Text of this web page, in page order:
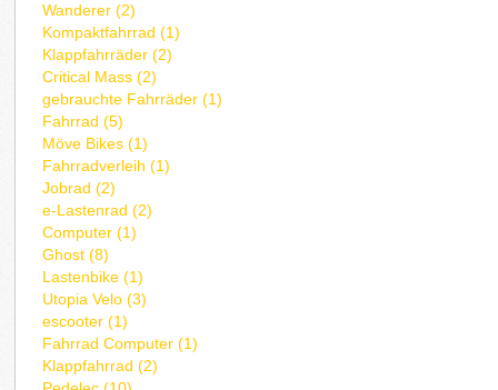
Wanderer (2)
Kompaktfahrrad (1)
Klappfahrräder (2)
Critical Mass (2)
gebrauchte Fahrräder (1)
Fahrrad (5)
Möve Bikes (1)
Fahrradverleih (1)
Jobrad (2)
e-Lastenrad (2)
Computer (1)
Ghost (8)
Lastenbike (1)
Utopia Velo (3)
escooter (1)
Fahrrad Computer (1)
Klappfahrrad (2)